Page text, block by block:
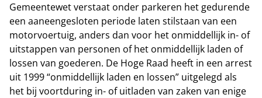
Gemeentewet verstaat onder parkeren het gedurende
een aaneengesloten periode laten stilstaan van een
motorvoertuig, anders dan voor het onmiddellijk in- of
uitstappen van personen of het onmiddellijk laden of
lossen van goederen. De Hoge Raad heeft in een arrest
uit 1999 “onmiddellijk laden en lossen” uitgelegd als
het bij voortduring in- of uitladen van zaken van enige